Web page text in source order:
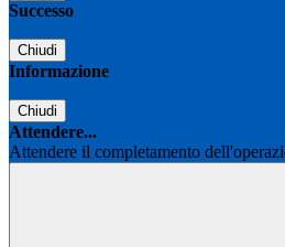
Successo
Chiudi
Informazione
Chiudi
Attendere...
Attendere il completamento